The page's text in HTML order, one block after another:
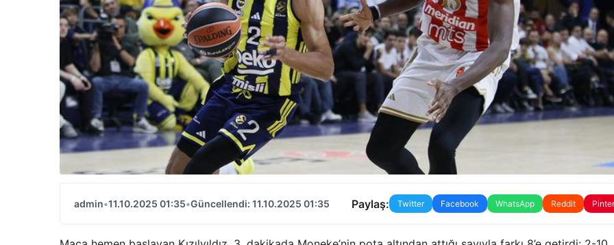
admin•11.10.2025 01:35•Güncellendi: 11.10.2025 01:35 Paylaş: Twitter Facebook WhatsApp Reddit